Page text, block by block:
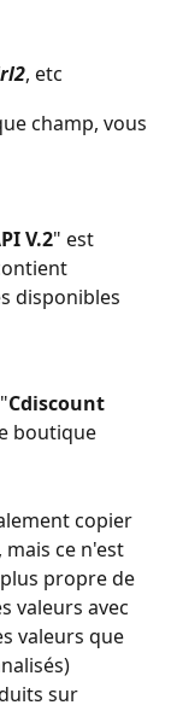
, etc
champ, vous
V.2" est
disponibles
Cdiscount
boutique
copier
ce n'est
propre de
valeurs avec
valeurs que
sur